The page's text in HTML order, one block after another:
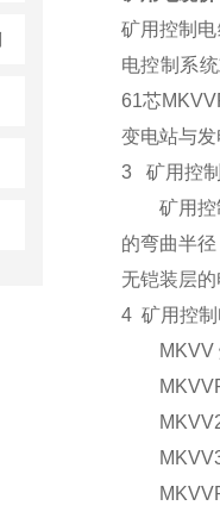
矿用控制
电控制系
61芯
变电站与
3
矿用控
矿用控制
的弯曲半
无铠装层
4 矿用控
MKVV